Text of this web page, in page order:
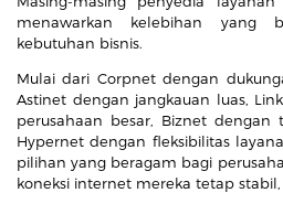
menawarkan kelebihan yang
kebutuhan bisnis.
Mulai dari Corpnet dengan
Astinet dengan jangkauan luas,
perusahaan besar, Biznet dengan
Hypernet dengan fleksibilitas
pilihan yang beragam bagi
koneksi internet mereka tetap